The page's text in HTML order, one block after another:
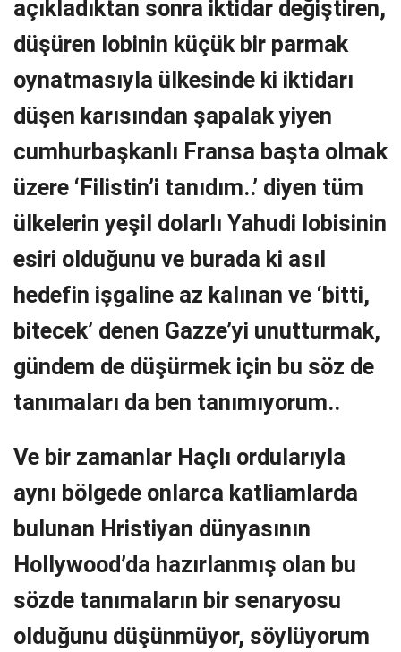
açıkladıktan sonra iktidar değiştiren,
düşüren lobinin küçük bir parmak
oynatmasıyla ülkesinde ki iktidarı
düşen karısından şapalak yiyen
cumhurbaşkanlı Fransa başta olmak
üzere ‘Filistin’i tanıdım..’ diyen tüm
ülkelerin yeşil dolarlı Yahudi lobisinin
esiri olduğunu ve burada ki asıl
hedefin işgaline az kalınan ve ‘bitti,
bitecek’ denen Gazze’yi unutturmak,
gündem de düşürmek için bu söz de
tanımaları da ben tanımıyorum..
Ve bir zamanlar Haçlı ordularıyla
aynı bölgede onlarca katliamlarda
bulunan Hristiyan dünyasının
Hollywood’da hazırlanmış olan bu
sözde tanımaların bir senaryosu
olduğunu düşünmüyor, söylüyorum